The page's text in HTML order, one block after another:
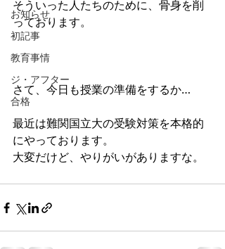
お知らせ
初記事
教育事情
ジ・アフター
合格
そういった人たちのために、骨身を削
っております。
さて、今日も授業の準備をするか…
最近は難関国立大の受験対策を本格的
にやっております。
大変だけど、やりがいがありますな。